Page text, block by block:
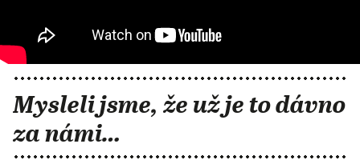
Mysleli jsme, že už je to dávno
za námi…